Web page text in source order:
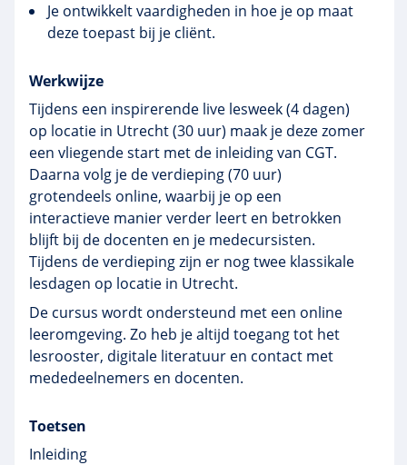
Je ontwikkelt vaardigheden in hoe je op maat
deze toepast bij je cliënt.
Werkwijze
Tijdens een inspirerende live lesweek (4 dagen)
op locatie in Utrecht (30 uur) maak je deze zomer
een vliegende start met de inleiding van CGT.
Daarna volg je de verdieping (70 uur)
grotendeels online, waarbij je op een
interactieve manier verder leert en betrokken
blijft bij de docenten en je medecursisten.
Tijdens de verdieping zijn er nog twee klassikale
lesdagen op locatie in Utrecht.
De cursus wordt ondersteund met een online
leeromgeving. Zo heb je altijd toegang tot het
lesrooster, digitale literatuur en contact met
mededeelnemers en docenten.
Toetsen
Inleiding